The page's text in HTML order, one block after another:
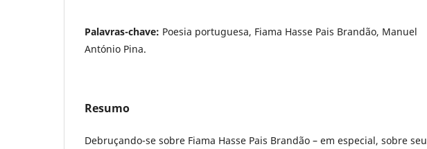
Palavras-chave: Poesia portuguesa, Fiama Hasse Pais Brandão, Manuel
António Pina.
Resumo
Debruçando-se sobre Fiama Hasse Pais Brandão – em especial, sobre seu